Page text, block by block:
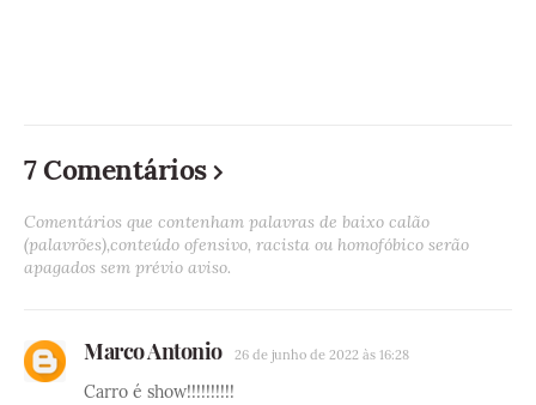
7 Comentários
Comentários que contenham palavras de baixo calão
(palavrões),conteúdo ofensivo, racista ou homofóbico serão
apagados sem prévio aviso.
Marco Antonio 26 de junho de 2022 às 16:28
Carro é show!!!!!!!!!!